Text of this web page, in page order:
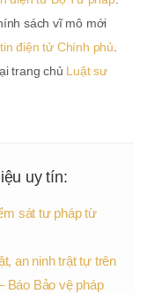
sách vĩ mô mới
điện tử Chính phủ.
trang chủ Luật sư
uy tín:
sát tư pháp từ
an ninh trật tự trên
Báo Bảo vệ pháp